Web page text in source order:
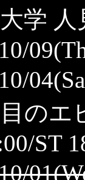
学 人
目の
ST